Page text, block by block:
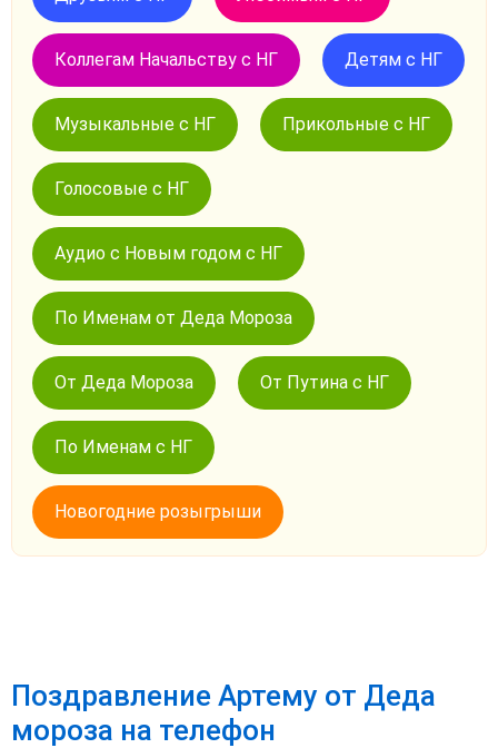
Коллегам Начальству с НГ Детям с НГ
Музыкальные с НГ Прикольные с НГ
Голосовые с НГ
Аудио с Новым годом с НГ
По Именам от Деда Мороза
От Деда Мороза От Путина с НГ
По Именам с НГ
Новогодние розыгрыши
Поздравление Артему от Деда
мороза на телефон